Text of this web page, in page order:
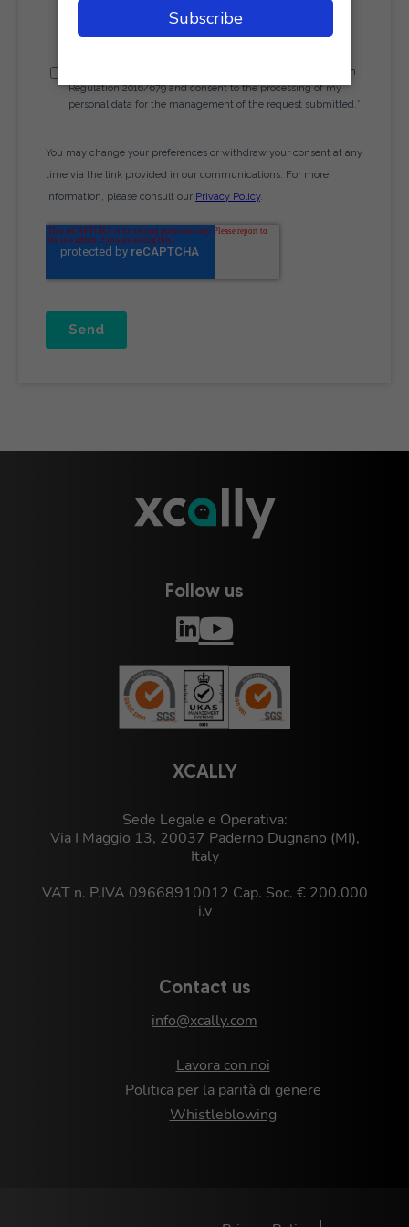
XCALLY
Sede Legale e Operativa:
Via I Maggio 13, 20037 Paderno Dugnano (MI),
Italy
VAT n. P.IVA 09668910012 Cap. Soc. € 200.000
i.v
Contact us
info@xcally.com
Lavora con noi
Politica per la parità di genere
Whistleblowing
Follow us